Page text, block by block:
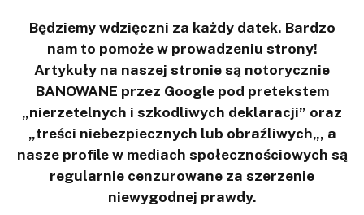
Będziemy wdzięczni za każdy datek. Bardzo
nam to pomoże w prowadzeniu strony!
Artykuły na naszej stronie są notorycznie
BANOWANE przez Google pod pretekstem
„nierzetelnych i szkodliwych deklaracji” oraz
„treści niebezpiecznych lub obraźliwych„, a
nasze profile w mediach społecznościowych są
regularnie cenzurowane za szerzenie
niewygodnej prawdy.